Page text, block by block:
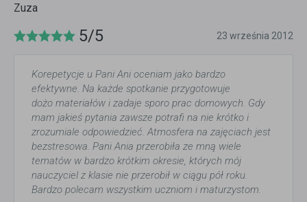
Zuza
5/5 23 września 2012
Korepetycje u Pani Ani oceniam jako bardzo
efektywne. Na każde spotkanie przygotowuje
dożo materiałów i zadaje sporo prac domowych. Gdy
mam jakieś pytania zawsze potrafi na nie krótko i
zrozumiale odpowiedzieć. Atmosfera na zajęciach jest
bezstresowa. Pani Ania przerobiła ze mną wiele
tematów w bardzo krótkim okresie, których mój
nauczyciel z klasie nie przerobił w ciągu pół roku.
Bardzo polecam wszystkim uczniom i maturzystom.